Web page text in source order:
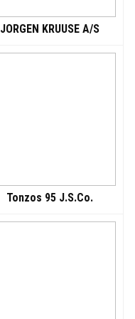
JORGEN KRUUSE A/S
Tonzos 95 J.S.Co.